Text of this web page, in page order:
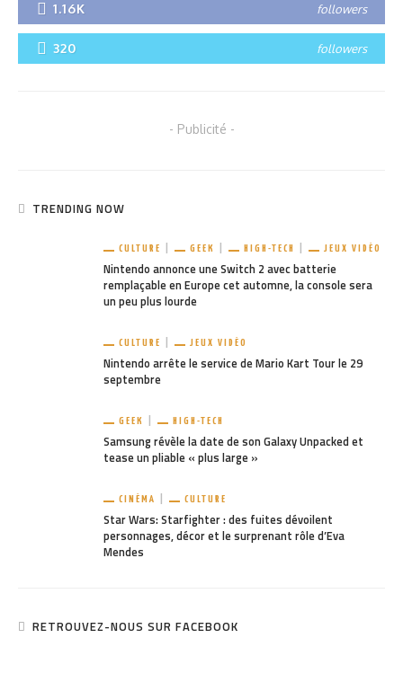
1.16K followers
320 followers
- Publicité -
TRENDING NOW
CULTURE GEEK HIGH-TECH JEUX VIDÉO
Nintendo annonce une Switch 2 avec batterie
remplaçable en Europe cet automne, la console sera
un peu plus lourde
CULTURE JEUX VIDÉO
Nintendo arrête le service de Mario Kart Tour le 29
septembre
GEEK HIGH-TECH
Samsung révèle la date de son Galaxy Unpacked et
tease un pliable « plus large »
CINÉMA CULTURE
Star Wars: Starfighter : des fuites dévoilent
personnages, décor et le surprenant rôle d’Eva
Mendes
RETROUVEZ-NOUS SUR FACEBOOK